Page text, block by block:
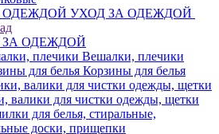
УХОД ЗА ОДЕЖДОЙ
ЗА ОДЕЖДОЙ
Вешалки, плечики
Корзины для белья
валики для чистки одежды, щетки